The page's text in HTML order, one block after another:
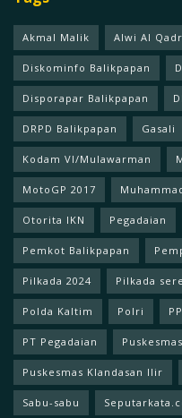
Akmal Malik Alwi Al
Diskominfo Balikpapan
Disporapar Balikpapan
DRPD Balikpapan Gasali
Kodam Vl/Mulawarman
MotoGP 2017
Otorita IKN Pegadaian
Pemkot Balikpapan
Pilkada 2024 Pilkada
Polda Kaltim Polri
PT Pegadaian
Puskesmas Klandasan Ilir
Sabu-sabu